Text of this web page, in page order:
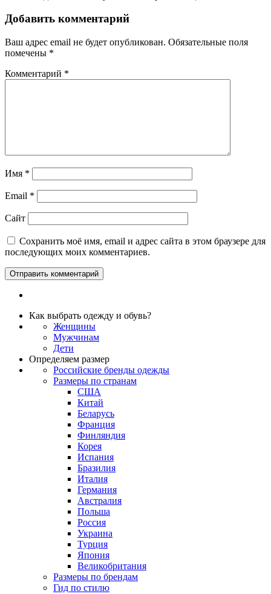
Добавить комментарий
Ваш адрес email не будет опубликован. Обязательные поля
помечены *
Комментарий *
Имя *
Email *
Сайт
Сохранить моё имя, email и адрес сайта в этом браузере для
последующих моих комментариев.
Как выбрать одежду и обувь?
Женщины
Мужчинам
Дети
Определяем размер
Российские бренды одежды
Размеры по странам
США
Китай
Беларусь
Франция
Финляндия
Корея
Испания
Бразилия
Италия
Германия
Австралия
Польша
Россия
Украина
Турция
Япония
Великобритания
Размеры по брендам
Гид по стилю